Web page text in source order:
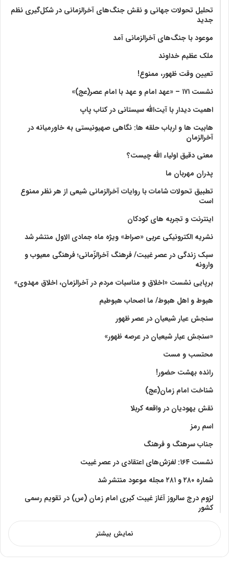
تحلیل تحولات جهانی و نقش جنگ‌های آخرالزمانی در شکل‌گیری نظم
جدید
موعود با جنگ‌های آخرالزمانی آمد
ملک عظیم خداوند
تعیین وقت ظهور، ممنوع!
نشست ۱۷۱ – «عهد امام و عهد با امام عصر(عج)»
اهمیت دیدار با آیت‌الله سیستانی در کتاب پاپ
هابیت ها و ارباب حلقه ها: نگاهی صهیونیستی به خاورمیانه در
آخرالزمان
معنی دقیق اولیاء الله چیست؟
پدران مهربان ما
تطبیق تحولات شامات با روایات آخرالزمانی شیعی از هر نظر ممنوع
است
اینترنت و تجربه های کودکان
نشریه الکترونیکی عربی «صراط» ویژه ماه جمادی الاول منتشر شد
سبک زندگی در عصر غیبت/ فرهنگ آخرالزّمانی؛ فرهنگی معیوب و
وارونه
برپایی نشست «اخلاق و مناسبات مردم در آخرالزمان، اخلاق مهدوی»
هبوط و اهل هبوط/ ما اصحاب هبوطیم
سنجش عیار شیعیان در عصر ظهور
«سنجش عیار شیعیان در عرصه ظهور»
محتسب و مست
رانده بهشت‌ حضور!
شناخت امام زمان(عج)
نقش یهودیان در واقعه کربلا
اسم رمز
جناب سرهنگ و فرهنگ
نشست ۱۶۴: لغزش‌های اعتقادی در عصر غیبت
شماره ۲۸۰ و ۲۸۱ مجله موعود منتشر شد
لزوم درج سالروز آغاز غیبت کبری امام زمان (س) در تقویم رسمی
کشور
نمایش بیشتر